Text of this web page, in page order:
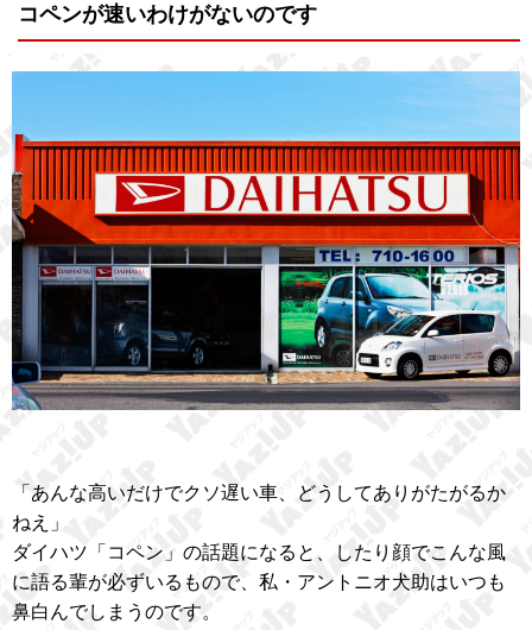
コペンが速いわけがないのです
「あんな高いだけでクソ遅い車、どうしてありがたがるか
ねえ」
ダイハツ「コペン」の話題になると、したり顔でこんな風
に語る輩が必ずいるもので、私・アントニオ犬助はいつも
鼻白んでしまうのです。